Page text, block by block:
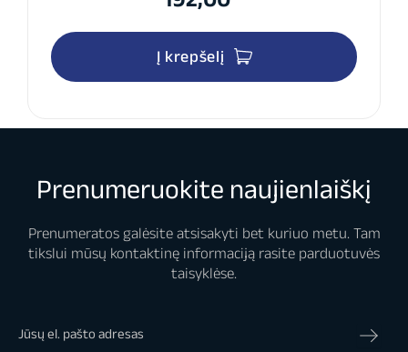
Į krepšelį
Prenumeruokite naujienlaiškį
Prenumeratos galėsite atsisakyti bet kuriuo metu. Tam
tikslui mūsų kontaktinę informaciją rasite parduotuvės
taisyklėse.